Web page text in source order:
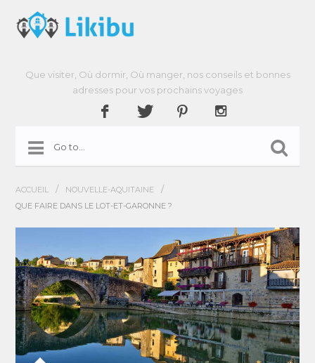
Que visiter, Où dormir, Où manger, nos conseils et bonnes
adresses pour vos prochains voyages
ACCUEIL / NOUVELLE-AQUITAINE /
QUE FAIRE DANS LE LOT-ET-GARONNE ?